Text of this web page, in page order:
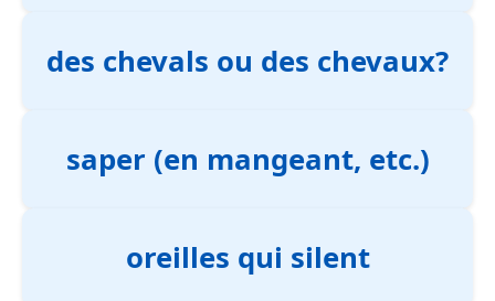
des chevals ou des chevaux?
saper (en mangeant, etc.)
oreilles qui silent